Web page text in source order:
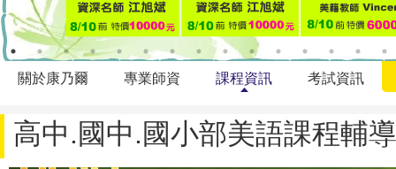
關於康乃爾 專業師資 課程資訊 考試資訊
高中.國中.國小部美語課程輔導